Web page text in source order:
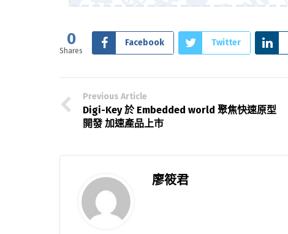
0
Shares
Facebook Twitter
Previous Article
Digi-Key 於 Embedded world 聚焦快速原型
開發 加速產品上市
廖筱君